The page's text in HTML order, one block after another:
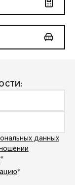
данных
*
*